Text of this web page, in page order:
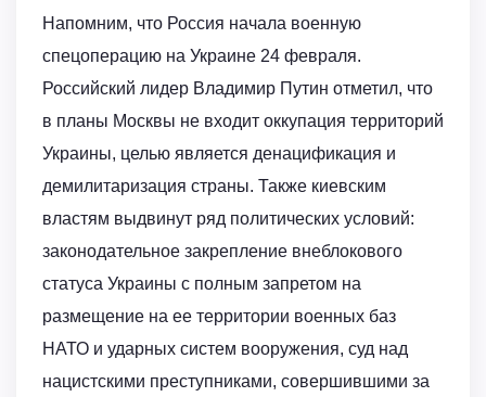
Напомним, что Россия начала военную
спецоперацию на Украине 24 февраля.
Российский лидер Владимир Путин отметил, что
в планы Москвы не входит оккупация территорий
Украины, целью является денацификация и
демилитаризация страны. Также киевским
властям выдвинут ряд политических условий:
законодательное закрепление внеблокового
статуса Украины с полным запретом на
размещение на ее территории военных баз
НАТО и ударных систем вооружения, суд над
нацистскими преступниками, совершившими за